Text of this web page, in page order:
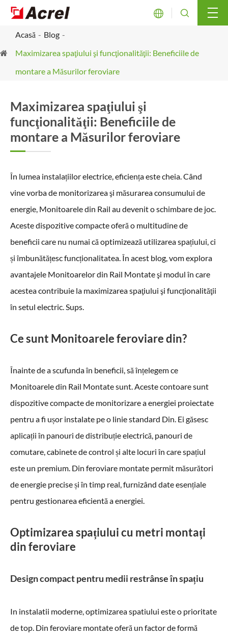
 
Acasă
Blog
Maximizarea spaţiului şi funcţionalităţii: Beneficiile de
montare a Măsurilor feroviare
Maximizarea spaţiului şi
funcţionalităţii: Beneficiile de
montare a Măsurilor feroviare
În lumea instalațiilor electrice, eficiența este cheia. Când
vine vorba de monitorizarea şi măsurarea consumului de
energie, Monitoarele din Rail au devenit o schimbare de joc.
Aceste dispozitive compacte oferă o multitudine de
beneficii care nu numai că optimizează utilizarea spațiului, ci
și îmbunătățesc funcționalitatea. În acest blog, vom explora
avantajele Monitoarelor din Rail Montate şi modul în care
acestea contribuie la maximizarea spaţiului şi funcţionalităţii
în setul electric. Sups.
Ce sunt Monitoarele feroviare din?
Înainte de a scufunda în beneficii, să înțelegem ce
Monitoarele din Rail Montate sunt. Aceste contoare sunt
dispozitive compacte de monitorizare a energiei proiectate
pentru a fi ușor instalate pe o linie standard Din. Ei găsesc
aplicații în panouri de distribuție electrică, panouri de
comutare, cabinete de control și alte locuri în care spațiul
este un premium. Din feroviare montate permit măsurători
de energie precise și în timp real, furnizând date esențiale
pentru gestionarea eficientă a energiei.
Optimizarea spațiului cu metri montați
din feroviare
Design compact pentru medii restrânse în spațiu
In instalatii moderne, optimizarea spatiului este o prioritate
de top. Din feroviare montate oferă un factor de formă